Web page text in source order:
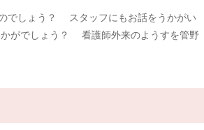
でしょう？ スタッフにもお話をうかがい
がでしょう？ 看護師外来のようすを管野